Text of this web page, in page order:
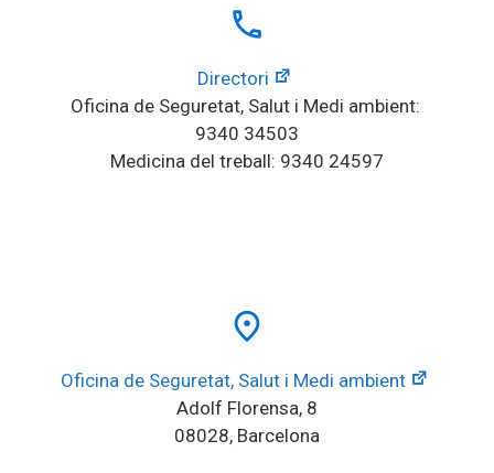
local_phone
Directori
Oficina de Seguretat, Salut i Medi ambient:
9340 34503
Medicina del treball: 9340 24597
place
Oficina de Seguretat, Salut i Medi ambient
Adolf Florensa, 8
08028, Barcelona